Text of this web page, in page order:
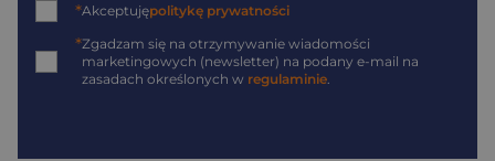
*Akceptujępolitykę prywatności
*Zgadzam się na otrzymywanie wiadomości
marketingowych (newsletter) na podany e-mail na
zasadach określonych w regulaminie.